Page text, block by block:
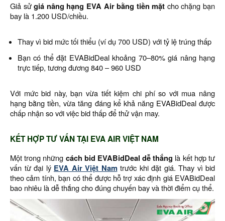
Giả sửgiá nâng hạng EVA Air bằng tiền mặt cho chặng bạn
bay là 1.200 USD/chiều.
Thay vì bid mức tối thiểu (ví dụ 700 USD) với tỷ lệ trúng thấp
Bạn có thể đặt EVABidDeal khoảng 70–80% giá nâng hạng
trực tiếp, tương đương 840 – 960 USD
Với mức bid này, bạn vừa tiết kiệm chi phí so với mua nâng
hạng bằng tiền, vừa tăng đáng kể khả năng EVABidDeal được
chấp nhận so với việc bid thấp để thử vận may.
KẾT HỢP TƯ VẤN TẠI EVA AIR VIỆT NAM
Một trong những cách bid EVABidDeal dễ thắng là kết hợp tư
vấn từ đại lý EVA Air Việt Nam trước khi đặt giá. Thay vì bid
theo cảm tính, bạn có thể được hỗ trợ xác định giá EVABidDeal
bao nhiêu là dễ thắng cho đúng chuyến bay và thời điểm cụ thể.